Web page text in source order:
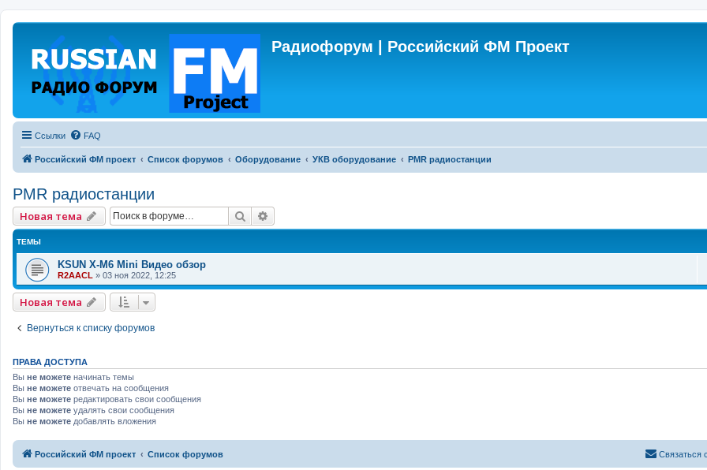
Радиофорум | Российский ФМ Проект
Ссылки FAQ
Российский ФМ проект Список форумов Оборудование УКВ оборудование PMR радиостанции
PMR радиостанции
Новая тема Поиск
ТЕМЫ
KSUN X-M6 Mini Видео обзор
R2AACL » 03 ноя 2022, 12:25
Новая тема
Вернуться к списку форумов
ПРАВА ДОСТУПА
Вы не можете начинать темы
Вы не можете отвечать на сообщения
Вы не можете редактировать свои сообщения
Вы не можете удалять свои сообщения
Вы не можете добавлять вложения
Российский ФМ проект Список форумов Связаться